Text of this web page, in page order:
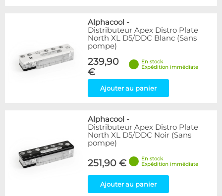
Alphacool -
Distributeur Apex Distro Plate
North XL D5/DDC Blanc (Sans
pompe)
239,90
€
En stock
Expédition immédiate
Ajouter au panier
Alphacool -
Distributeur Apex Distro Plate
North XL D5/DDC Noir (Sans
pompe)
251,90 €
En stock
Expédition immédiate
Ajouter au panier